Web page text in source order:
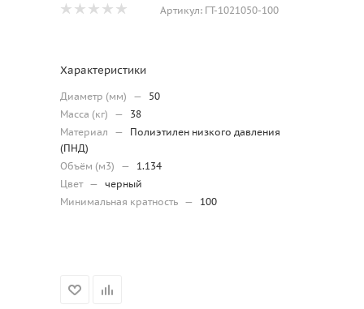
Артикул: ГТ-1021050-100
Характеристики
Диаметр (мм) —
50
Масса (кг)
—
38
Материал
—
Полиэтилен низкого давления
(ПНД)
Объём (м3)
—
1.134
Цвет — черный
Минимальная кратность — 100